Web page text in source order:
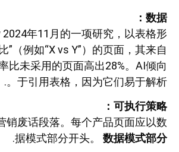
数据：
2024年11月的一项研究，以表格形
”（例如“X vs Y”）的页面，其来自
比未采用的页面高出28%。AI倾向
于引用表格，因为它们易于解析。.
可执行策略：
销废话段落。每个产品页面应以数
据模式部分开头。 数据模式部分
.